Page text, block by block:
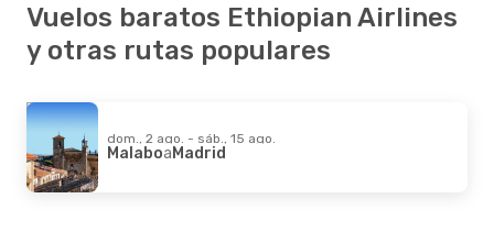
Vuelos baratos Ethiopian Airlines
y otras rutas populares
dom., 2 ago. - sáb., 15 ago.
MalaboaMadrid